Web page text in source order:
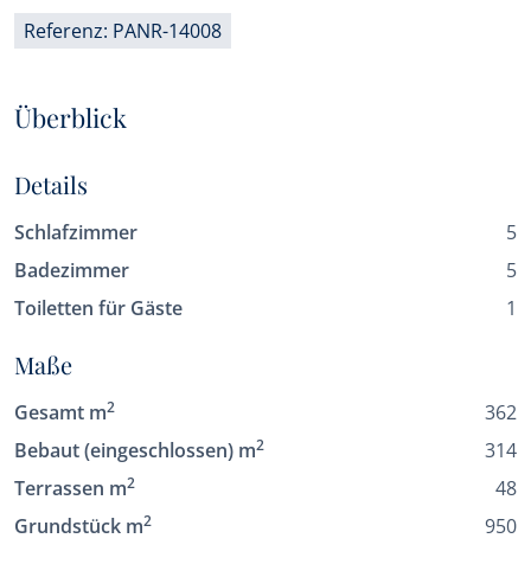
Referenz: PANR-14008
Überblick
Details
Schlafzimmer
5
Badezimmer
5
Toiletten für Gäste
1
Maße
Gesamt m2
362
Bebaut (eingeschlossen) m2
314
Terrassen m2
48
Grundstück m2 950